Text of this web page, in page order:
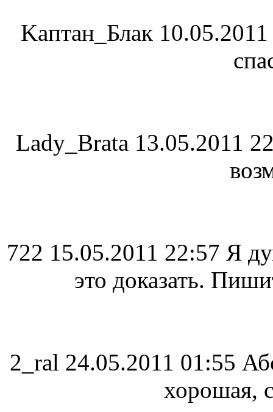
Kaптaн_Блaк
Lady_Brata 13.05.2011
722 15.05.2011 22:57 Я
это доказать.
2_ral 24.05.2011 01:55
хорошая,